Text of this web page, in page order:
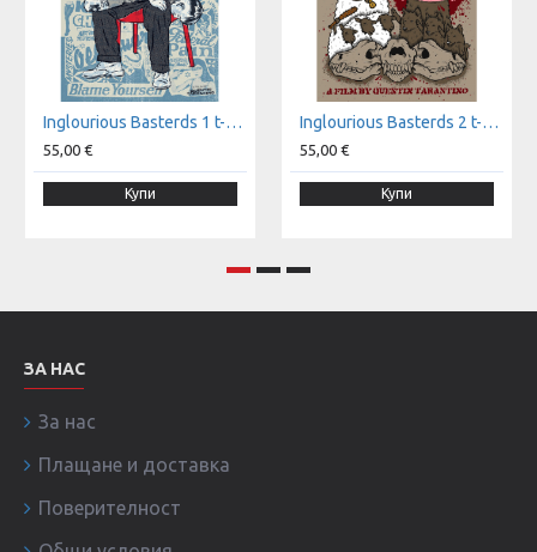
Inglourious Basterds 1 t-shirt
55,00 €
Купи
Inglourious Basterds 2 t-shirt
55,00 €
Купи
ЗА НАС
За нас
Плащане и доставка
Поверителност